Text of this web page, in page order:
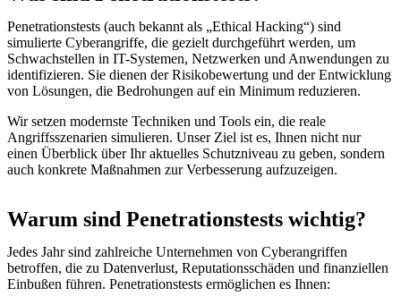
Penetrationstests (auch bekannt als „Ethical Hacking“) sind
simulierte Cyberangriffe, die gezielt durchgeführt werden, um
Schwachstellen in IT-Systemen, Netzwerken und Anwendungen zu
identifizieren. Sie dienen der Risikobewertung und der Entwicklung
von Lösungen, die Bedrohungen auf ein Minimum reduzieren.
Wir setzen modernste Techniken und Tools ein, die reale
Angriffsszenarien simulieren. Unser Ziel ist es, Ihnen nicht nur
einen Überblick über Ihr aktuelles Schutzniveau zu geben, sondern
auch konkrete Maßnahmen zur Verbesserung aufzuzeigen.
Warum sind Penetrationstests wichtig?
Jedes Jahr sind zahlreiche Unternehmen von Cyberangriffen
betroffen, die zu Datenverlust, Reputationsschäden und finanziellen
Einbußen führen. Penetrationstests ermöglichen es Ihnen: